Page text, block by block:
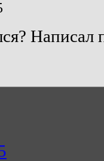
Написал